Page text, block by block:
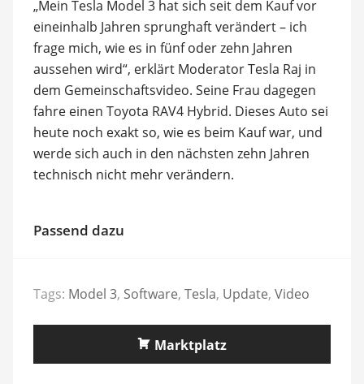
„Mein Tesla Model 3 hat sich seit dem Kauf vor
eineinhalb Jahren sprunghaft verändert – ich
frage mich, wie es in fünf oder zehn Jahren
aussehen wird“, erklärt Moderator Tesla Raj in
dem Gemeinschaftsvideo. Seine Frau dagegen
fahre einen Toyota RAV4 Hybrid. Dieses Auto sei
heute noch exakt so, wie es beim Kauf war, und
werde sich auch in den nächsten zehn Jahren
technisch nicht mehr verändern.
Passend dazu
Tags: Model 3, Software, Tesla, Update, Video
Marktplatz